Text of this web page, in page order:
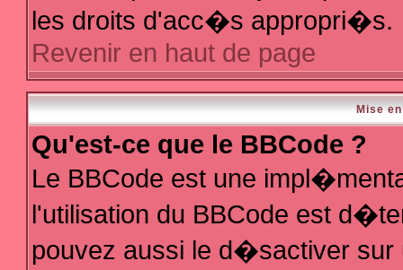
les droits d'acc�s appropri�s.
Revenir en haut de page
Mise
Qu'est-ce que le BBCode ?
Le BBCode est une
l'utilisation du BBCode est
pouvez aussi le d�sactiver sur